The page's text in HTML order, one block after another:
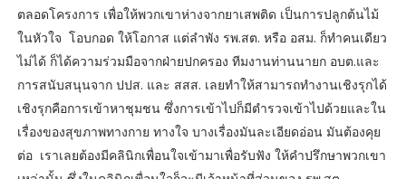
ตลอดโครงการ เพื่อให้พวกเขาห่างจากยาเสพติด เป็นการปลูกต้นไม้
ในหัวใจ โอบกอด ให้โอกาส แต่ลำพัง รพ.สต. หรือ อสม. ก็ทำคนเดียว
ไม่ได้ ก็ได้ความร่วมมือจากฝ่ายปกครอง ทีมงานท่านนายก อบต.และ
การสนับสนุนจาก ปปส. และ สสส. เลยทำให้สามารถทำงานเชิงรุกได้
เชิงรุกคือการเข้าหาชุมชน ซึ่งการเข้าไปก็มีตำรวจเข้าไปด้วยและใน
เรื่องของสุขภาพทางกาย ทางใจ บางเรื่องมันละเอียดอ่อน มันต้องคุย
ต่อ เราเลยต้องมีคลินิกเพื่อนใจเข้ามาเพื่อรับฟัง ให้คำปรึกษาพวกเขา